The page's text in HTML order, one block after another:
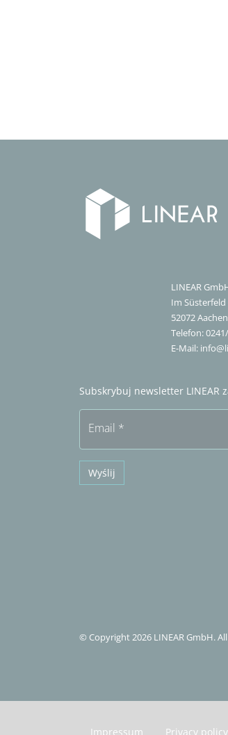
LINEAR
Im Süsterfeld
52072Aachen
Telefon:
E-Mail:
Subskrybuj newsletter LINEAR
Email *
Wyślij
© Copyright 2026 LINEAR GmbH.
Impressum Privacy policy